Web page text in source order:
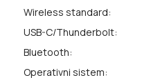
Wireless standard:
USB-C/Thunderbolt:
Bluetooth:
Operativni sistem: